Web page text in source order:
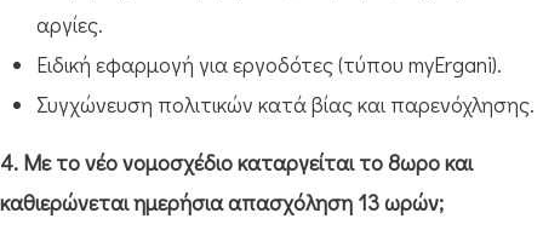
αργίες.
Ειδική εφαρμογή για εργοδότες (τύπου myErgani).
Συγχώνευση πολιτικών κατά βίας και παρενόχλησης.
4. Με το νέο νομοσχέδιο καταργείται το 8ωρο και
καθιερώνεται ημερήσια απασχόληση 13 ωρών;